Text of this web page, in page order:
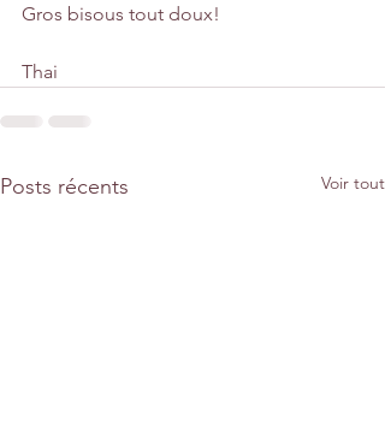
Gros bisous tout doux!
Thai
Posts récents Voir tout